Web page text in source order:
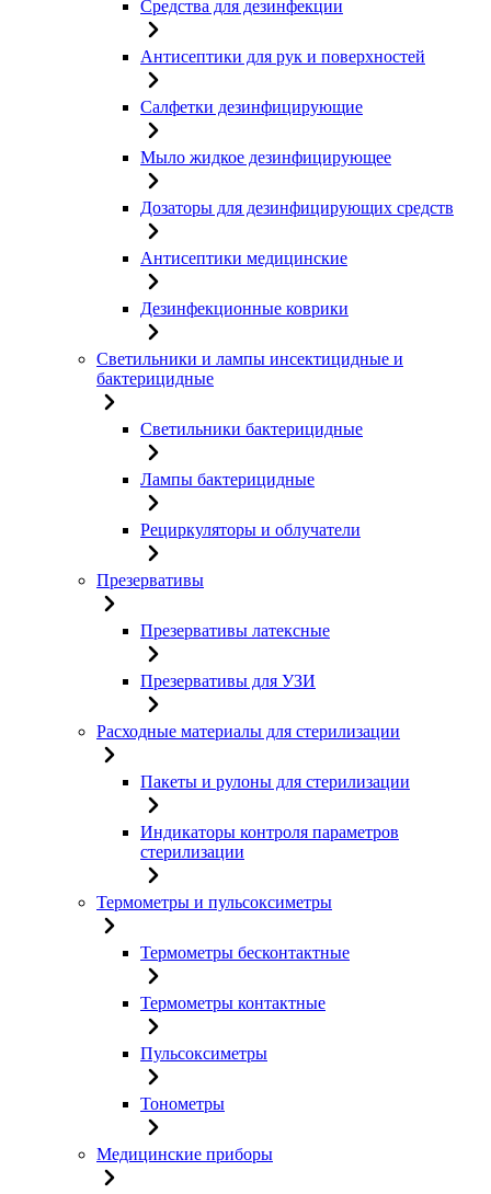
Средства для дезинфекции
Антисептики для рук и поверхностей
Салфетки дезинфицирующие
Мыло жидкое дезинфицирующее
Дозаторы для дезинфицирующих средств
Антисептики медицинские
Дезинфекционные коврики
Светильники и лампы инсектицидные и
бактерицидные
Светильники бактерицидные
Лампы бактерицидные
Рециркуляторы и облучатели
Презервативы
Презервативы латексные
Презервативы для УЗИ
Расходные материалы для стерилизации
Пакеты и рулоны для стерилизации
Индикаторы контроля параметров
стерилизации
Термометры и пульсоксиметры
Термометры бесконтактные
Термометры контактные
Пульсоксиметры
Тонометры
Медицинские приборы